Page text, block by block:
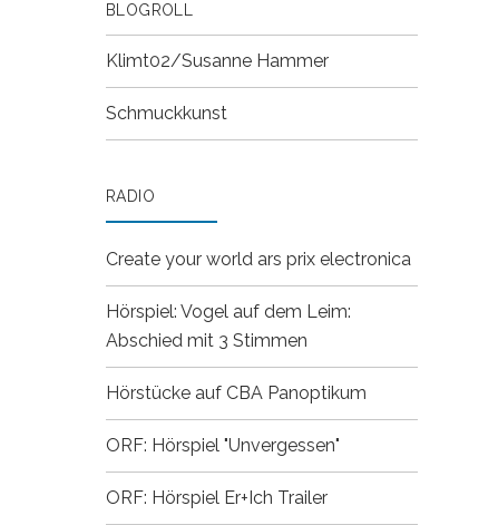
BLOGROLL
Klimt02/Susanne Hammer
Schmuckkunst
RADIO
Create your world ars prix electronica
Hörspiel: Vogel auf dem Leim:
Abschied mit 3 Stimmen
Hörstücke auf CBA Panoptikum
ORF: Hörspiel "Unvergessen"
ORF: Hörspiel Er+Ich Trailer